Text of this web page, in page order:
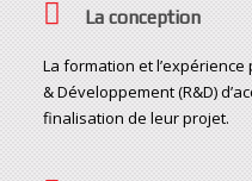
La conception
La formation et
& Développement (R&D)
finalisation de leur projet.